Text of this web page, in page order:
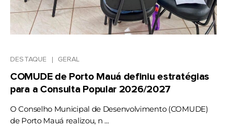
DESTAQUE GERAL
COMUDE de Porto Mauá definiu estratégias
para a Consulta Popular 2026/2027
O Conselho Municipal de Desenvolvimento (COMUDE)
de Porto Mauá realizou, n ...